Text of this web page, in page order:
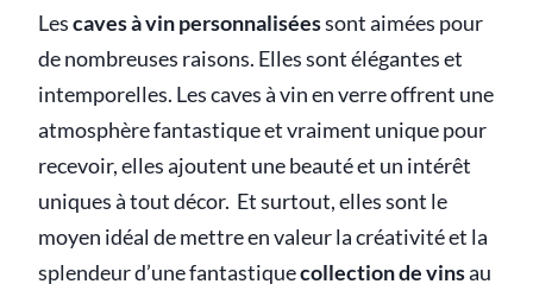
Lescaves à vin personnaliséessont aimées pour
de nombreuses raisons. Elles sont élégantes et
intemporelles. Les caves à vin en verre offrent une
atmosphère fantastique et vraiment unique pour
recevoir, elles ajoutent une beauté et un intérêt
uniques à tout décor. Et surtout, elles sont le
moyen idéal de mettre en valeur la créativité et la
splendeur d’une fantastiquecollection de vinsau